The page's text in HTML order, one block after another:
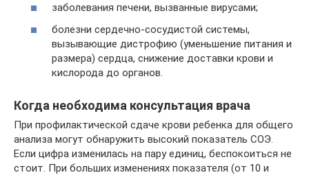
заболевания печени, вызванные вирусами;
болезни сердечно-сосудистой системы,
вызывающие дистрофию (уменьшение питания и
размера) сердца, снижение доставки крови и
кислорода до органов.
Когда необходима консультация врача
При профилактической сдаче крови ребенка для общего
анализа могут обнаружить высокий показатель СОЭ.
Если цифра изменилась на пару единиц, беспокоиться не
стоит. При больших изменениях показателя (от 10 и